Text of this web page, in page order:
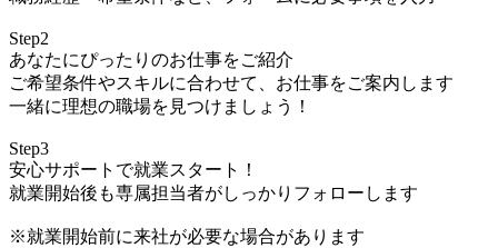
Step2
あなたにぴったりのお仕事をご紹介
ご希望条件やスキルに合わせて、お仕事をご案内します
一緒に理想の職場を見つけましょう！
Step3
安心サポートで就業スタート！
就業開始後も専属担当者がしっかりフォローします
※就業開始前に来社が必要な場合があります